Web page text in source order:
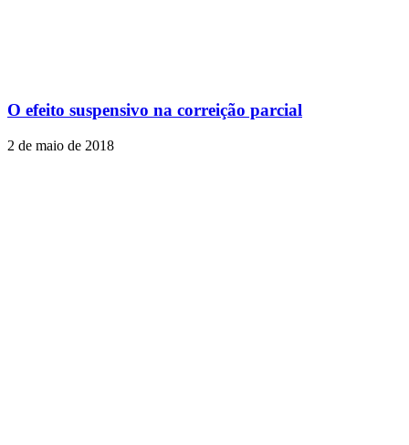
O efeito suspensivo na correição parcial
2 de maio de 2018